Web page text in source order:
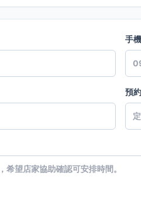
手機
預